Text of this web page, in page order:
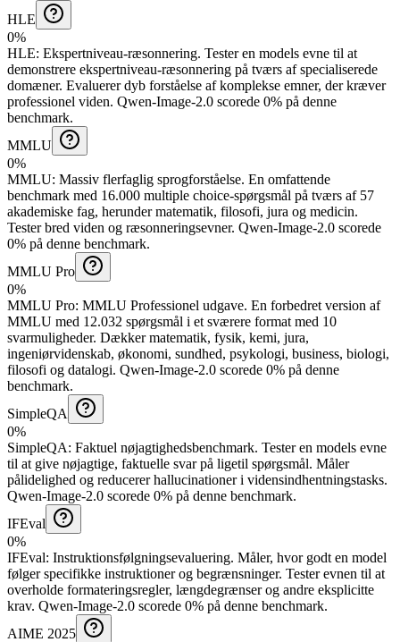
HLE
0%
HLE: Ekspertniveau-ræsonnering. Tester en models evne til at
demonstrere ekspertniveau-ræsonnering på tværs af specialiserede
domæner. Evaluerer dyb forståelse af komplekse emner, der kræver
professionel viden. Qwen-Image-2.0 scorede 0% på denne
benchmark.
MMLU
0%
MMLU: Massiv flerfaglig sprogforståelse. En omfattende
benchmark med 16.000 multiple choice-spørgsmål på tværs af 57
akademiske fag, herunder matematik, filosofi, jura og medicin.
Tester bred viden og ræsonneringsevner. Qwen-Image-2.0 scorede
0% på denne benchmark.
MMLU Pro
0%
MMLU Pro: MMLU Professionel udgave. En forbedret version af
MMLU med 12.032 spørgsmål i et sværere format med 10
svarmuligheder. Dækker matematik, fysik, kemi, jura,
ingeniørvidenskab, økonomi, sundhed, psykologi, business, biologi,
filosofi og datalogi. Qwen-Image-2.0 scorede 0% på denne
benchmark.
SimpleQA
0%
SimpleQA: Faktuel nøjagtighedsbenchmark. Tester en models evne
til at give nøjagtige, faktuelle svar på ligetil spørgsmål. Måler
pålidelighed og reducerer hallucinationer i vidensindhentningstasks.
Qwen-Image-2.0 scorede 0% på denne benchmark.
IFEval
0%
IFEval: Instruktionsfølgningsevaluering. Måler, hvor godt en model
følger specifikke instruktioner og begrænsninger. Tester evnen til at
overholde formateringsregler, længdegrænser og andre eksplicitte
krav. Qwen-Image-2.0 scorede 0% på denne benchmark.
AIME 2025